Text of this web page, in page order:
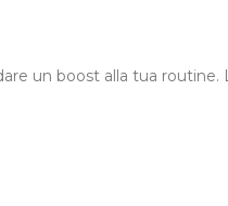
un boost alla tua routine.